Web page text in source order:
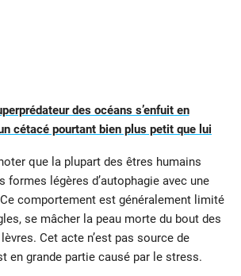
des océans s’enfuit en
cétacé pourtant bien plus petit que lui
que la plupart des êtres humains
formes légères d’autophagie avec une
comportement est généralement limité
se mâcher la peau morte du bout des
Cet acte n’est pas source de
en grande partie causé par le stress.